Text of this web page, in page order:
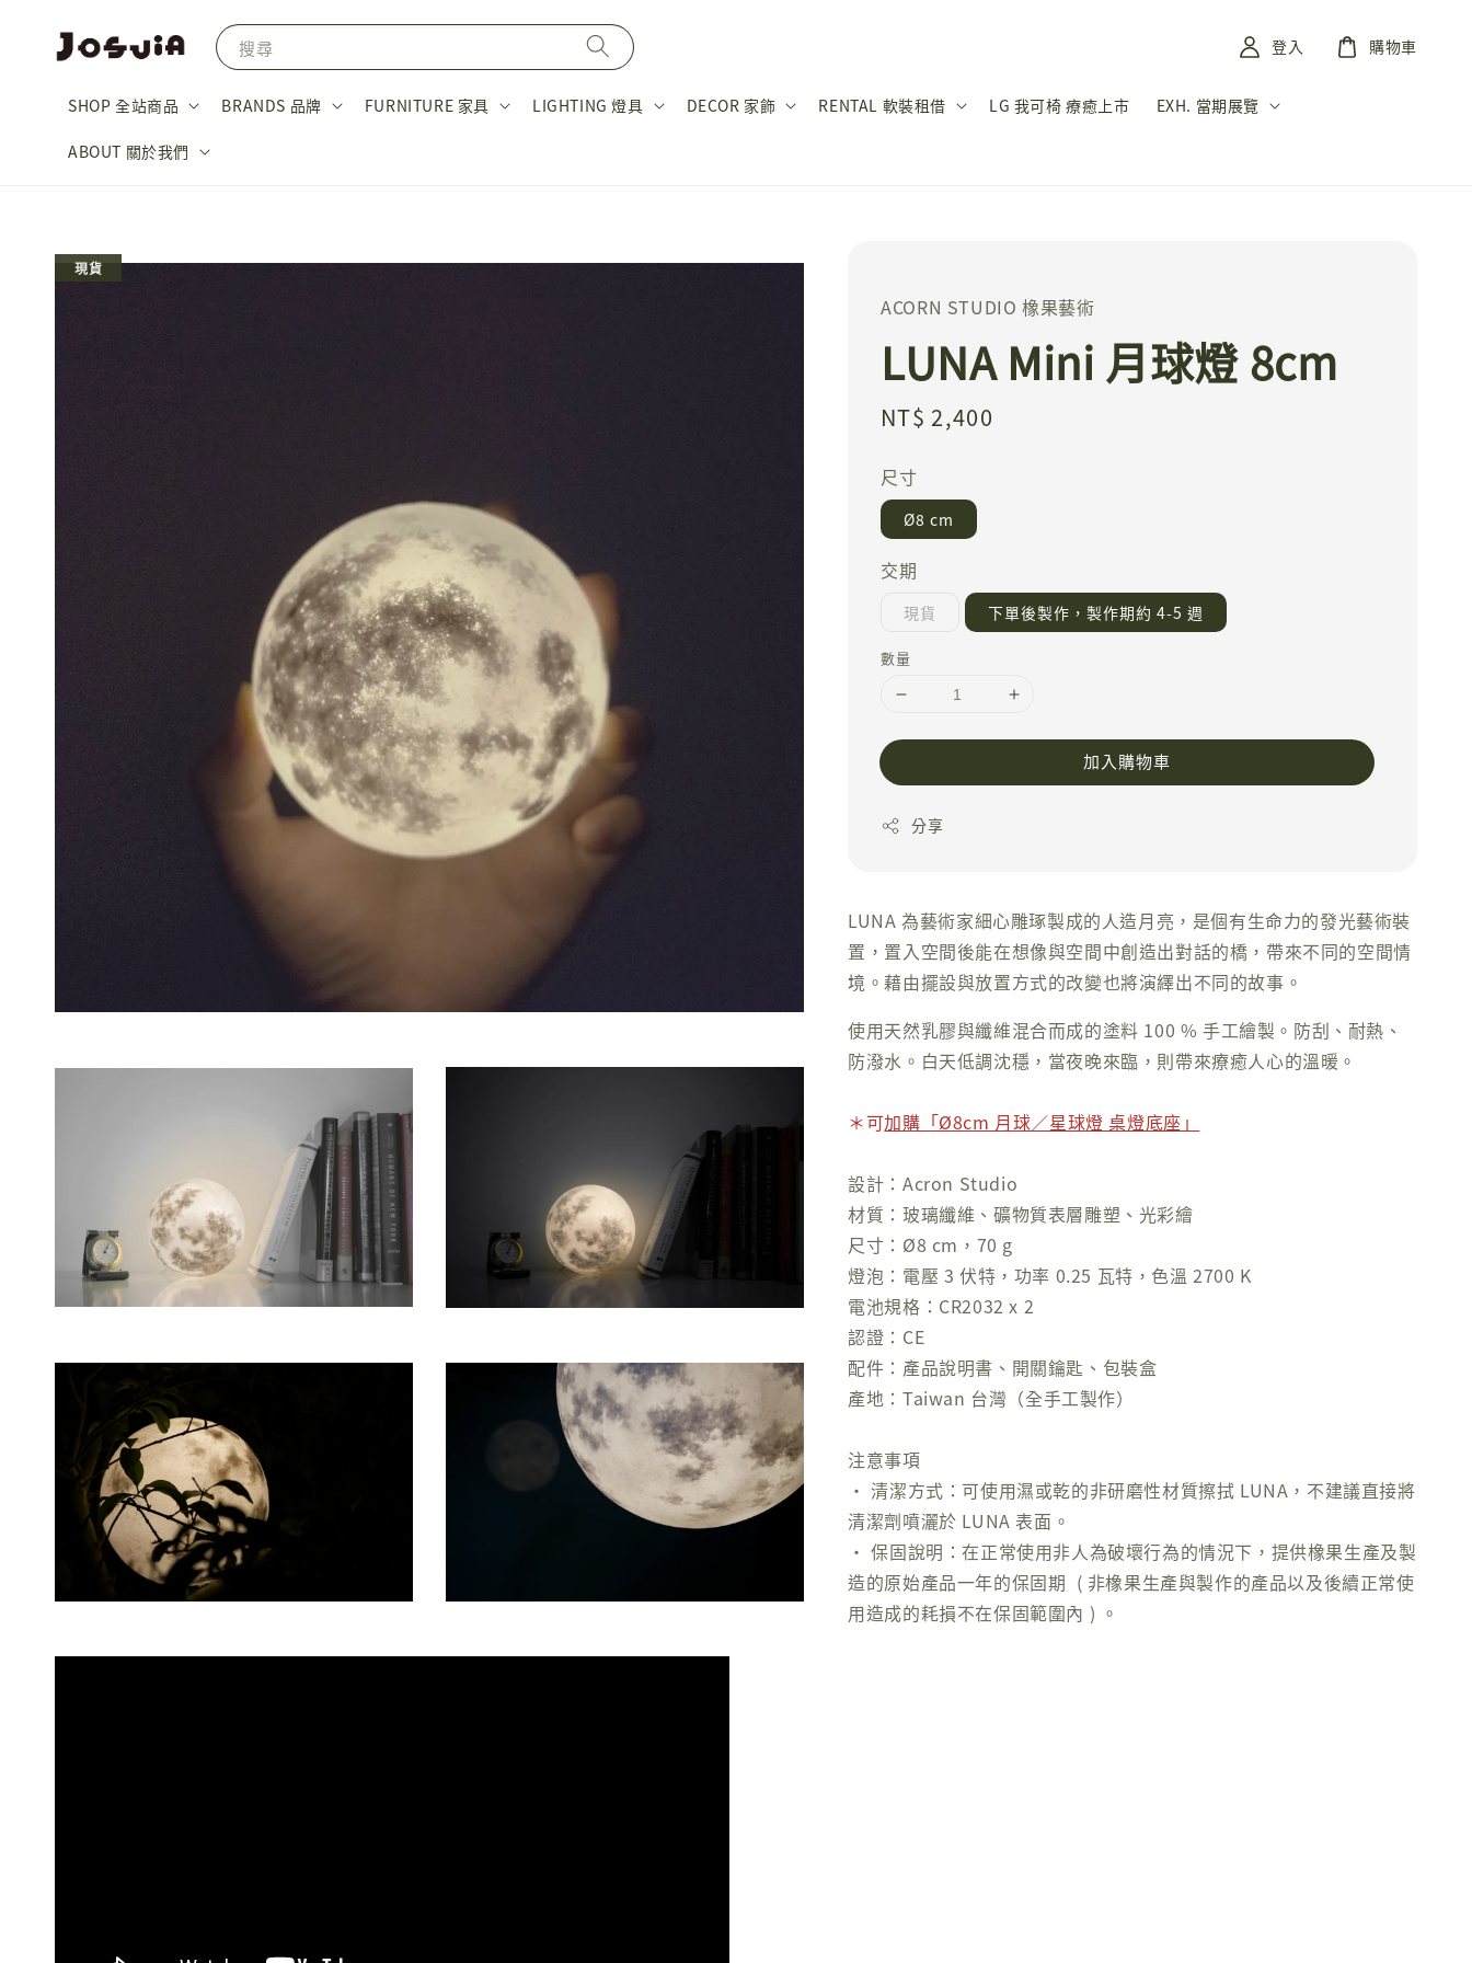
搜尋
SHOP 全站商品 BRANDS 品牌 FURNITURE 家具 LIGHTING 燈具 DECOR 家飾 RENTAL 軟裝租借 LG 我可椅 療癒上市 EXH. 當期展覽
ABOUT 關於我們
登入 購物車
現貨
ACORN STUDIO 橡果藝術
LUNA Mini 月球燈 8cm
Regular
NT$ 2,400
尺寸
Ø8 cm
交期
現貨 下單後製作，製作期約 4-5 週
數量
加入購物車
分享
LUNA 為藝術家細心雕琢製成的人造月亮，是個有生命力的發光藝術裝
置，置入空間後能在想像與空間中創造出對話的橋，帶來不同的空間情
境。藉由擺設與放置方式的改變也將演繹出不同的故事。
使用天然乳膠與纖維混合而成的塗料 100 % 手工繪製。防刮、耐熱、
防潑水。白天低調沈穩，當夜晚來臨，則帶來療癒人心的溫暖。
＊可加購「Ø8cm 月球／星球燈 桌燈底座」
設計：Acron Studio
材質：玻璃纖維、礦物質表層雕塑、光彩繪
尺寸：Ø8 cm，70 g
燈泡：電壓 3 伏特，功率 0.25 瓦特，色溫 2700 K
電池規格：CR2032 x 2
認證：CE
配件：產品說明書、開關鑰匙、包裝盒
產地：Taiwan 台灣（全手工製作）
注意事項
• 清潔方式：可使用濕或乾的非研磨性材質擦拭 LUNA，不建議直接將
清潔劑噴灑於 LUNA 表面。
• 保固說明：在正常使用非人為破壞行為的情況下，提供橡果生產及製
造的原始產品一年的保固期 ( 非橡果生產與製作的產品以及後續正常使
用造成的耗損不在保固範圍內 ) 。